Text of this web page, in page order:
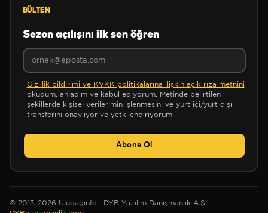
BÜLTEN
Sezon açılışını ilk sen öğren
Gizlilik bildirimi ve KVKK politikalarına ilişkin açık rıza metnini
okudum, anladım ve kabul ediyorum. Metinde belirtilen
şekillerde kişisel verilerimin işlenmesini ve yurt içi/yurt dışı
transferini onaylıyor ve yetkilendiriyorum.
Abone Ol
© 2013–2026 Uludaginfo · DYB Yazılım Danışmanlık A.Ş. —
✼
✻